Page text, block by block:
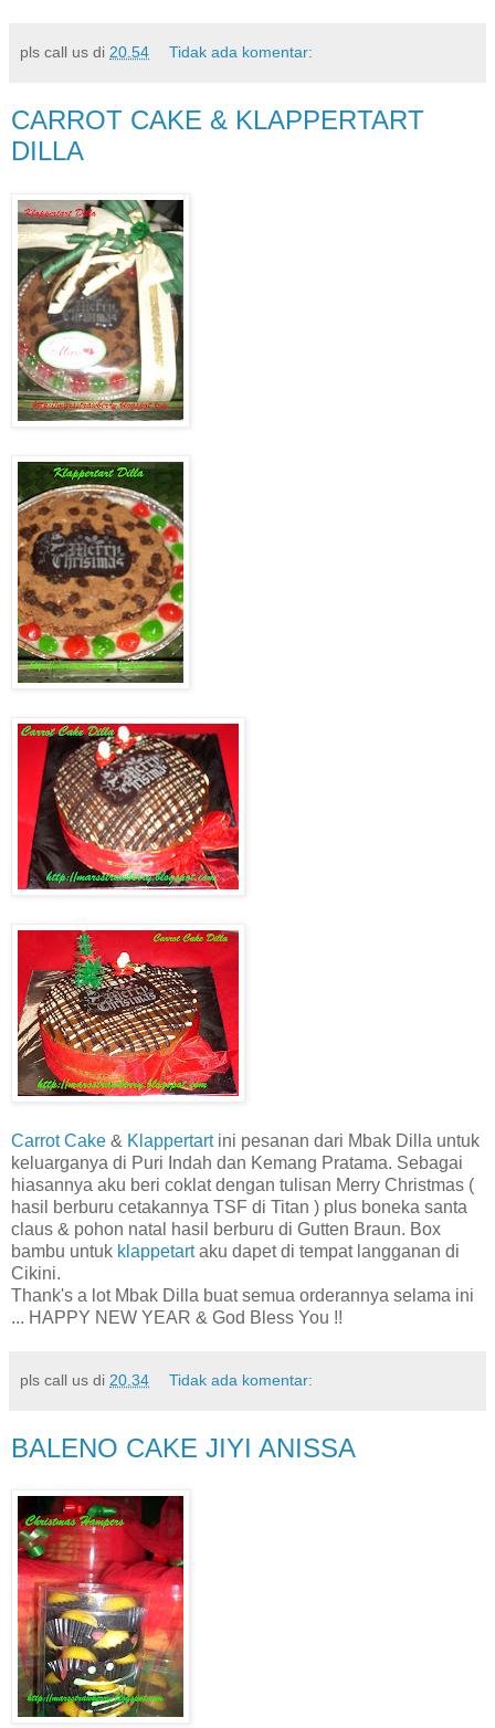
pls call us di 20.54 Tidak ada komentar:
CARROT CAKE & KLAPPERTART
DILLA
Carrot Cake & Klappertartini pesanan dari Mbak Dilla untuk
keluarganya di Puri Indah dan Kemang Pratama. Sebagai
hiasannya aku beri coklat dengan tulisan Merry Christmas (
hasil berburu cetakannya TSF di Titan ) plus boneka santa
claus & pohon natal hasil berburu di Gutten Braun. Box
bambu untuk klappetartaku dapet di tempat langganan di
Cikini.
Thank's a lot Mbak Dilla buat semua orderannya selama ini
... HAPPY NEW YEAR & God Bless You !!
pls call us di 20.34 Tidak ada komentar:
BALENO CAKE JIYI ANISSA